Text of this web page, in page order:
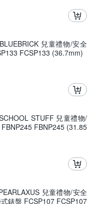
兒童禮物/安全
FCSP133 (36.7mm)
STUFF 兒童禮物/
FBNP245 (31.85
兒童禮物/安全
錶盤 FCSP107 FCSP107